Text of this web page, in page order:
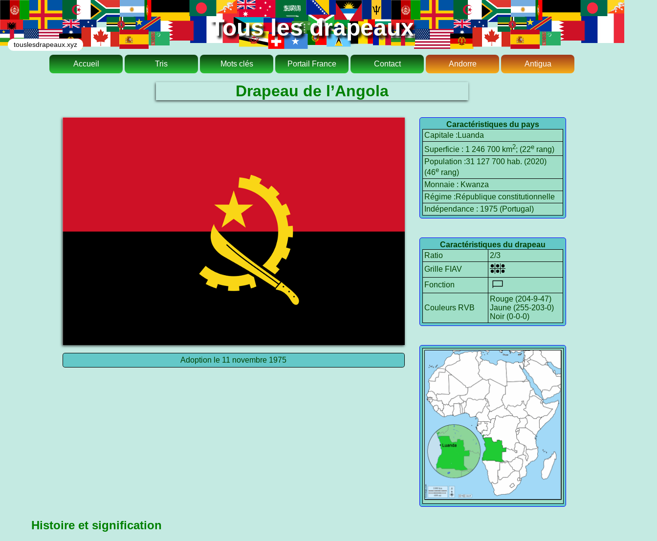
Tous les drapeaux
touslesdrapeaux.xyz
Accueil Tris Mots clés Portail France Contact Andorre Antigua
Drapeau de l’Angola
Adoption le 11 novembre 1975
Caractéristiques du pays
Capitale :Luanda
Superficie : 1 246 700 km2; (22erang)
Population :31 127 700 hab. (2020)
(46erang)
Monnaie : Kwanza
Régime :République constitutionnelle
Indépendance : 1975 (Portugal)
Caractéristiques du drapeau
Ratio
2/3
Grille FIAV
Fonction
Couleurs RVB
Rouge (204-9-47)
Jaune (255-203-0)
Noir (0-0-0)
Histoire et signification